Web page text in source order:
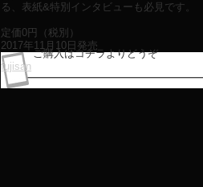
る、表紙&特別インタビューも必見です。
定価0円（税別）
2017年11月10日発売
ご購入はコチラよりどうぞ
fujisan